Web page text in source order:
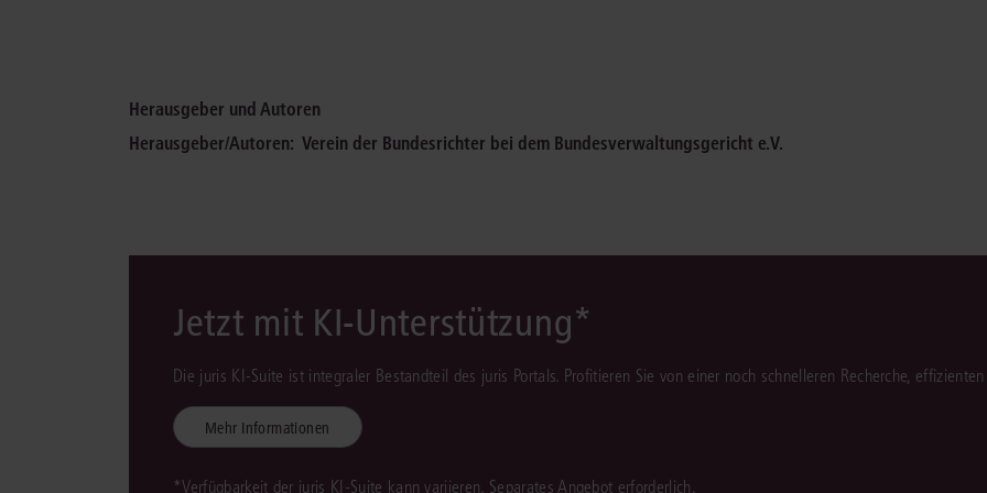
Herausgeber und Autoren
Herausgeber/Autoren: Verein der Bundesrichter bei dem Bundesverwaltungsgericht e.V.
Jetzt mit KI-Unterstützung*
Die juris KI-Suite ist integraler Bestandteil des juris Portals. Profitieren Sie von einer noch schnelleren Recherche,
Mehr Informationen
*Verfügbarkeit der juris KI-Suite kann variieren. Separates Angebot erforderlich.